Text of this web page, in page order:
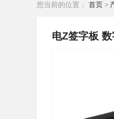
您当前的位置： 首页 >
电Z签字板